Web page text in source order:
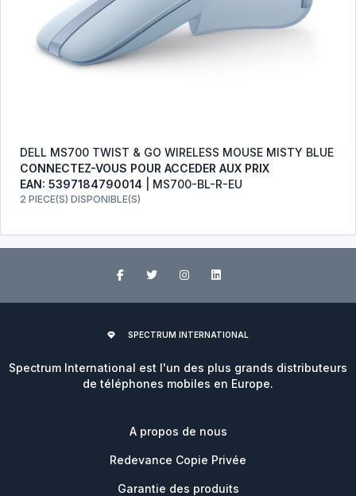
DELL MS700 TWIST & GO WIRELESS MOUSE MISTY BLUE
CONNECTEZ-VOUS POUR ACCEDER AUX PRIX
EAN: 5397184790014 | MS700-BL-R-EU
2 PIECE(S) DISPONIBLE(S)
SPECTRUM INTERNATIONAL
Spectrum International est l'un des plus grands distributeurs
de téléphones mobiles en Europe.
A propos de nous
Redevance Copie Privée
Garantie des produits